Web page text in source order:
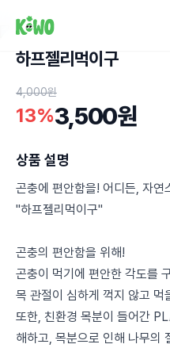
하프젤리먹이구
4,000원
13%3,500원
상품 설명
곤충에 편안함을! 어디든, 자연
"하프젤리먹이구"
곤충의 편안함을 위해!
곤충이 먹기에 편안한 각도를
목 관절이 심하게 꺽지 않고 먹
또한, 친환경 목분이 들어간
해하고, 목분으로 인해 나무의